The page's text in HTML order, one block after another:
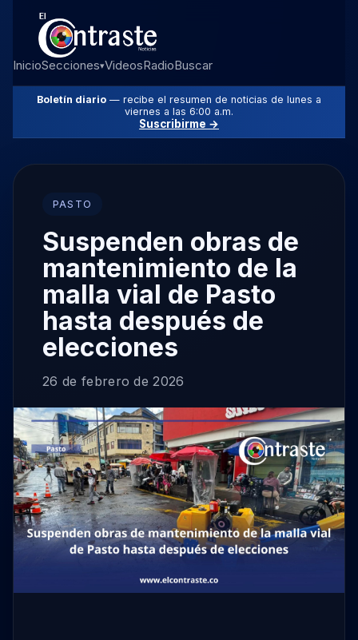
InicioSecciones▾VideosRadioBuscar
Boletín diario — recibe el resumen de noticias de lunes a
viernes a las 6:00 a.m.
Suscribirme →
PASTO
Suspenden obras de
mantenimiento de la
malla vial de Pasto
hasta después de
elecciones
26 de febrero de 2026